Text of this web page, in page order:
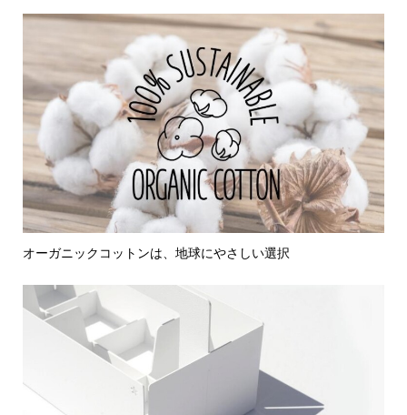
オーガニックコットンは、地球にやさしい選択